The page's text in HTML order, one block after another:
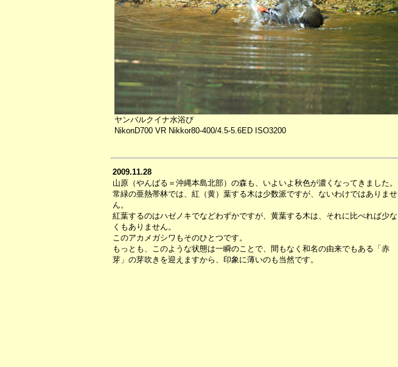
ヤンバルクイナ水浴び
NikonD700 VR Nikkor80-400/4.5-5.6ED ISO3200
2009.11.28
山原（やんばる＝沖縄本島北部）の森も、いよいよ秋色が濃くなってきました。
常緑の亜熱帯林では、紅（黄）葉する木は少数派ですが、ないわけではありませ
ん。
紅葉するのはハゼノキでなどわずかですが、黄葉する木は、それに比べれば少な
くもありません。
このアカメガシワもそのひとつです。
もっとも、このような状態は一瞬のことで、間もなく和名の由来でもある「赤
芽」の芽吹きを迎えますから、印象に薄いのも当然です。